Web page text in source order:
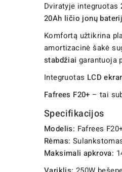
Dviratyje integruotas
20Ah ličio jonų
Komfortą užtikrina
amortizacinė šakė
stabdžiai garantuoja
Integruotas LCD
Fafrees F20+ – tai
Specifikacijos
Modelis: Fafrees
Rėmas:
Maksimali apkrova: